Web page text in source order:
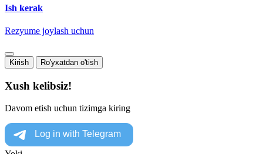
Ish kerak
Rezyume joylash uchun
Kirish Ro'yxatdan o'tish
Xush kelibsiz!
Davom etish uchun tizimga kiring